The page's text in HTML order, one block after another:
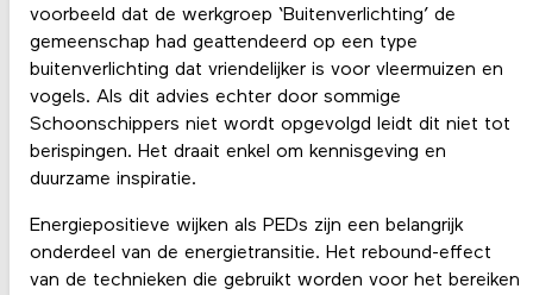
voorbeeld dat de werkgroep ‘Buitenverlichting’ de
gemeenschap had geattendeerd op een type
buitenverlichting dat vriendelijker is voor vleermuizen en
vogels. Als dit advies echter door sommige
Schoonschippers niet wordt opgevolgd leidt dit niet tot
berispingen. Het draait enkel om kennisgeving en
duurzame inspiratie.
Energiepositieve wijken als PEDs zijn een belangrijk
onderdeel van de energietransitie. Het rebound-effect
van de technieken die gebruikt worden voor het bereiken